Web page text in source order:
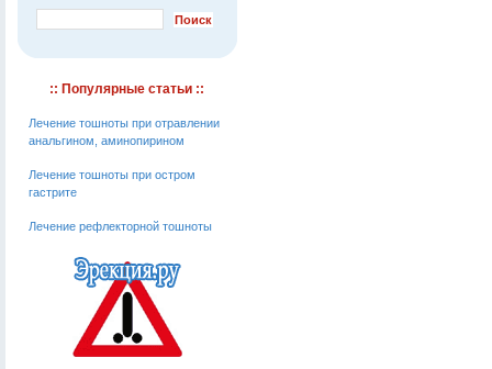
:: Популярные статьи ::
Лечение тошноты при отравлении
анальгином, аминопирином
Лечение тошноты при остром
гастрите
Лечение рефлекторной тошноты